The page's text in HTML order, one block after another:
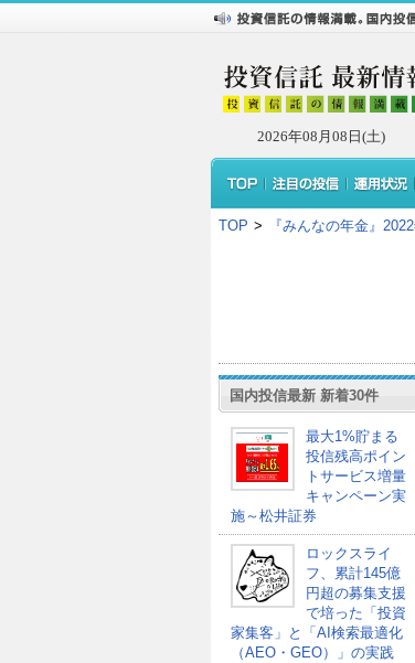
2026年08月08日(土)
TOP > 『みんなの年金』
国内投信最新 新着30件
最大1%貯まる
投信残高ポイン
トサービス増量
キャンペーン実
施～松井証券
ロックスライ
フ、累計145億
円超の募集支援
で培った「投資
家集客」と「AI検索最適化
（AEO・GEO）」の実践